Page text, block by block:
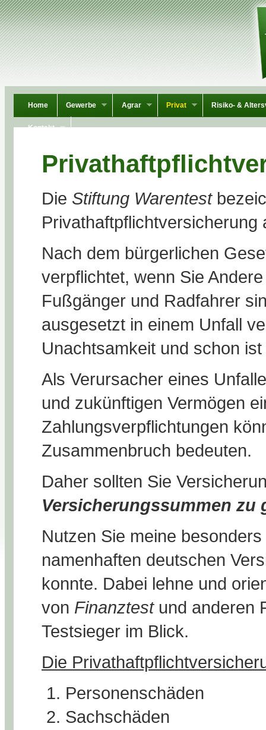
Home Gewerbe Agrar Privat Risiko- &
Kontakt
Die Stiftung Warentest
Privathaftpflichtversicherung
Nach dem bürgerlichen
verpflichtet, wenn Sie
Fußgänger und Radfahrer
ausgesetzt in einem Unfall
Unachtsamkeit und schon
Als Verursacher eines
und zukünftigen Vermögen
Zahlungsverpflichtungen
Zusammenbruch bedeuten.
Daher sollten Sie
Versicherungssummen
Nutzen Sie meine
namenhaften deutschen
konnte. Dabei lehne und
von Finanztestund anderen
Testsieger im Blick.
Die
Personenschäden
Sachschäden